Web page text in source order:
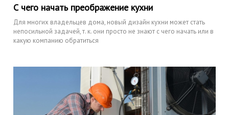
С чего начать преображение кухни
Для многих владельцев дома, новый дизайн кухни может стать
непосильной задачей, т. к. они просто не знают с чего начать или в
какую компанию обратиться